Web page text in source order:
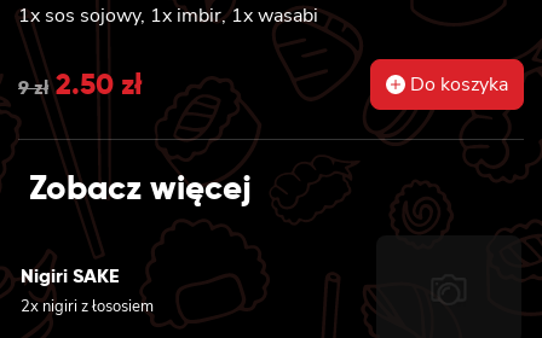
1x sos sojowy, 1x imbir, 1x wasabi
9zł Original
price
was:
9 zł.
2.50 złCurrent
price
is:
2.50 zł.
Do koszyka
Zobacz więcej
Nigiri SAKE
2x nigiri z łososiem